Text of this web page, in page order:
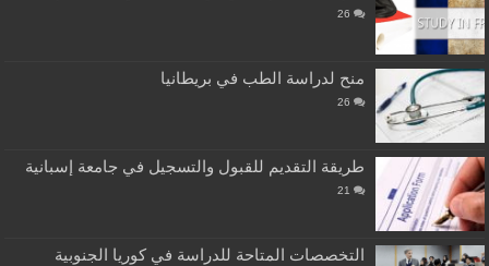
26
منح لدراسة الطب في بريطانيا
26
طريقة التقديم للقبول والتسجيل في جامعة إسبانية
21
التخصصات المتاحة للدراسة في كوريا الجنوبية